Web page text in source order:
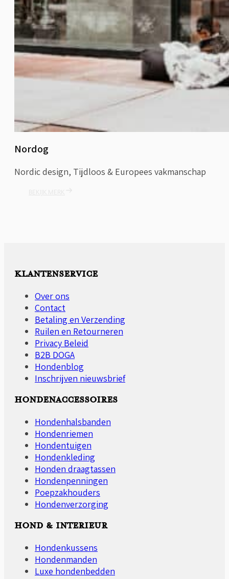
Nordog
Nordic design, Tijdloos & Europees vakmanschap
KLANTENSERVICE
Over ons
Contact
Betaling en Verzending
Ruilen en Retourneren
Privacy Beleid
B2B DOGA
Hondenblog
Inschrijven nieuwsbrief
HONDENACCESSOIRES
Hondenhalsbanden
Hondenriemen
Hondentuigen
Hondenkleding
Honden draagtassen
Hondenpenningen
Poepzakhouders
Hondenverzorging
HOND & INTERIEUR
Hondenkussens
Hondenmanden
Luxe hondenbedden